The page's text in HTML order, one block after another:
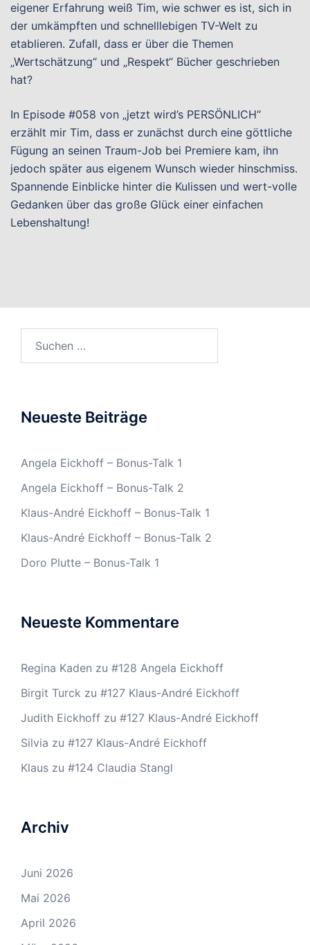
eigener Erfahrung weiß Tim, wie schwer es ist, sich in
der umkämpften und schnelllebigen TV-Welt zu
etablieren. Zufall, dass er über die Themen
„Wertschätzung“ und „Respekt“ Bücher geschrieben
hat?
In Episode #058 von „jetzt wird’s PERSÖNLICH“
erzählt mir Tim, dass er zunächst durch eine göttliche
Fügung an seinen Traum-Job bei Premiere kam, ihn
jedoch später aus eigenem Wunsch wieder hinschmiss.
Spannende Einblicke hinter die Kulissen und wert-volle
Gedanken über das große Glück einer einfachen
Lebenshaltung!
Neueste Beiträge
Angela Eickhoff – Bonus-Talk 1
Angela Eickhoff – Bonus-Talk 2
Klaus-André Eickhoff – Bonus-Talk 1
Klaus-André Eickhoff – Bonus-Talk 2
Doro Plutte – Bonus-Talk 1
Neueste Kommentare
Regina Kaden zu #128 Angela Eickhoff
Birgit Turck zu #127 Klaus-André Eickhoff
Judith Eickhoff zu #127 Klaus-André Eickhoff
Silvia zu #127 Klaus-André Eickhoff
Klaus zu #124 Claudia Stangl
Archiv
Juni 2026
Mai 2026
April 2026